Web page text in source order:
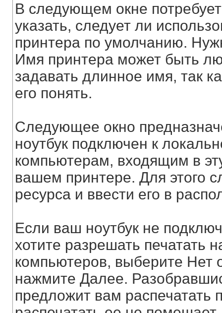
В следующем окне
указать, следует ли
принтера по умолчанию.
Имя принтера может быть
задавать длинное имя, так
его понять.
Следующее окно
ноутбук подключен к
компьютерам, входящим в
вашем принтере. Для этого
ресурса и ввести его в
Если ваш ноутбук не
хотите разрешать печатать
компьютеров, выберите Нет
нажмите Далее.
предложит вам распечатать